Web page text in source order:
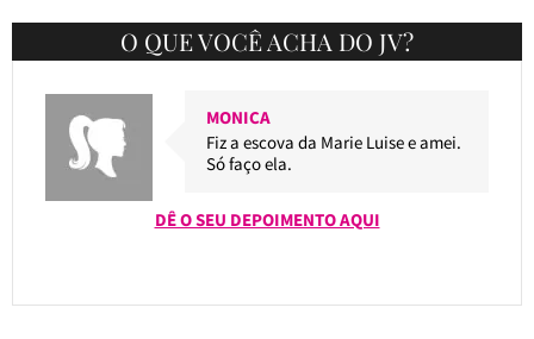
O QUE VOCÊ ACHA DO JV?
MONICA
Fiz a escova da Marie Luise e amei.
Só faço ela.
DÊ O SEU DEPOIMENTO AQUI